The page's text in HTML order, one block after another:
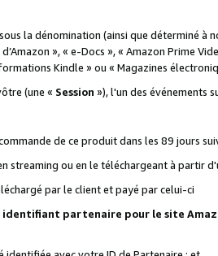
la dénomination (ainsi que déterminé à
», « e-Docs », « Amazon Prime
Kindle » ou « Magazines
(une « Session »), l'un des événements
de ce produit dans les 89 jours
ou en le téléchargeant à partir
par le client et payé par celui-ci
partenaire pour le site